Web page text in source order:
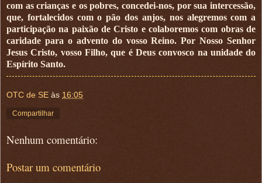
com as crianças e os pobres, concedei-nos, por sua intercessão,
que, fortalecidos com o pão dos anjos, nos alegremos com a
participação na paixão de Cristo e colaboremos com obras de
caridade para o advento do vosso Reino. Por Nosso Senhor
Jesus Cristo, vosso Filho, que é Deus convosco na unidade do
Espírito Santo.
OTC de SE às 16:05
Compartilhar
Nenhum comentário:
Postar um comentário